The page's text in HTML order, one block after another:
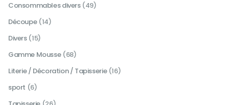
Consommables divers (49)
Découpe (14)
Divers (15)
Gamme Mousse (68)
Literie / Décoration / Tapisserie (16)
sport (6)